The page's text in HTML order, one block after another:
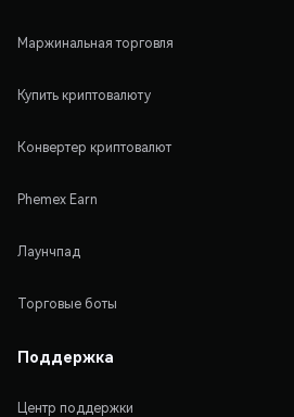
Маржинальная торговля
Купить криптовалюту
Конвертер криптовалют
Phemex Earn
Лаунчпад
Торговые боты
Поддержка
Центр поддержки